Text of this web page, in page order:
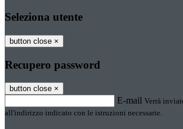
Seleziona utente
button close ×
Recupero password
button close ×
E-mail Verrà
all'indirizzo indicato con le istruzioni necessarie.